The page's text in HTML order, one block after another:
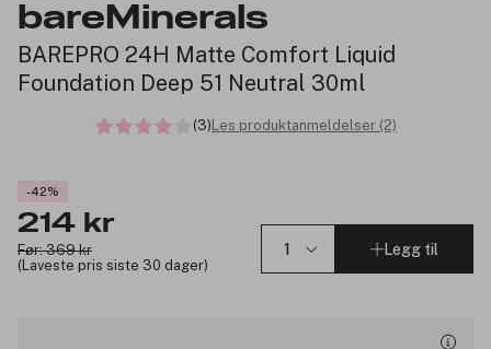
bareMinerals
BAREPRO 24H Matte Comfort Liquid
Foundation Deep 51 Neutral 30ml
(3) Les produktanmeldelser (2)
-42%
214 kr
Før: 369 kr
(Laveste pris siste 30 dager)
Legg til